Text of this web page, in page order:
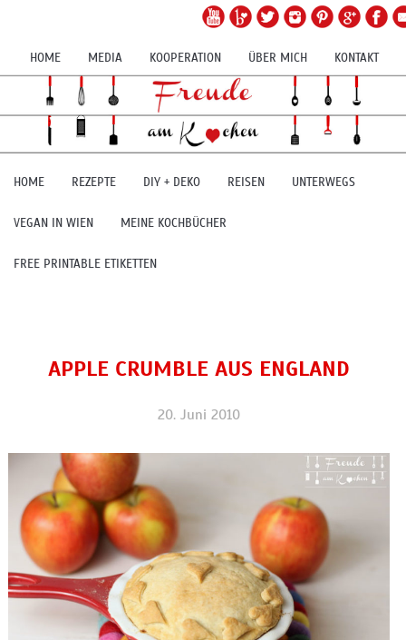
HOME MEDIA KOOPERATION ÜBER MICH KONTAKT
HOME REZEPTE DIY + DEKO REISEN UNTERWEGS
VEGAN IN WIEN MEINE KOCHBÜCHER
FREE PRINTABLE ETIKETTEN
APPLE CRUMBLE AUS ENGLAND
20. Juni 2010